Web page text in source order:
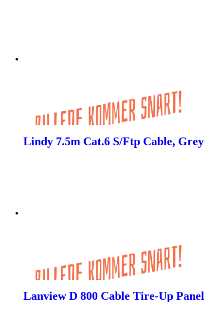
Lindy 7.5m Cat.6 S/Ftp Cable, Grey
Lanview D 800 Cable Tire-Up Panel